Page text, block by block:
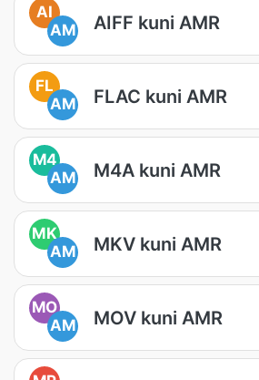
AI
AM
AIFF kuni AMR
FL
AM
FLAC kuni AMR
M4
AM
M4A kuni AMR
MK
AM
MKV kuni AMR
MO
AM
MOV kuni AMR